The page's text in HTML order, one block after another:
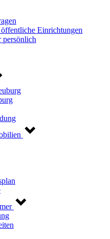
Einrichtungen
persönlich